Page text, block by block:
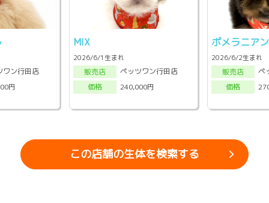
ワン行田店
円
MIX
2026/6/1生まれ
販売店
ペッツワン行田店
価格
240,000円
ポメラニアン
2026/6/2生まれ
販売店
ペ
価格
この店舗の生体を検索する